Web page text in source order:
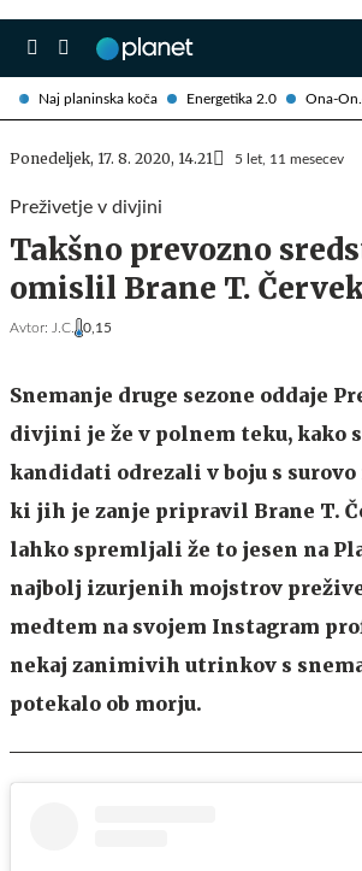
Naj planinska koča Energetika 2.0 Ona-
Ponedeljek, 17. 8. 2020, 14.21 5 let, 11 mesecev
Preživetje v divjini
Takšno prevozno
omislil Brane T.
Avtor: J.C. 0,15
Snemanje druge sezone oddaje
divjini je že v polnem teku, kako
kandidati odrezali v boju s
ki jih je zanje pripravil Brane T.
lahko spremljali že to jesen na
najbolj izurjenih mojstrov
medtem na svojem Instagram
nekaj zanimivih utrinkov s
potekalo ob morju.